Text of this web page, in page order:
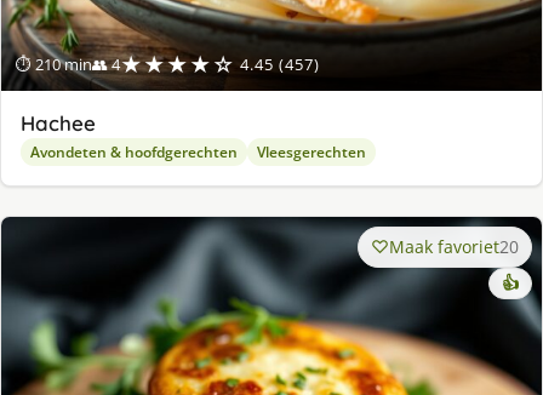
⏱ 210 min👥 4★★★★☆ 4.45 (457)
Hachee
Avondeten & hoofdgerechten Vleesgerechten
Maak favoriet20
👍